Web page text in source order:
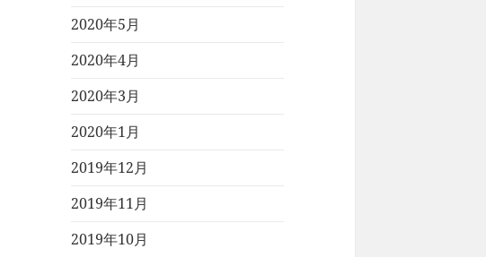
2020年5月
2020年4月
2020年3月
2020年1月
2019年12月
2019年11月
2019年10月